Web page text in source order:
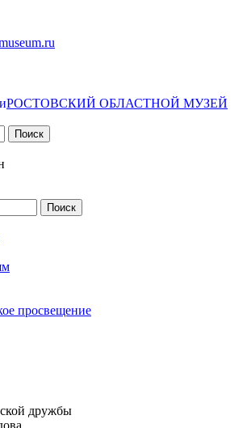
РОСТОВСКИЙ ОБЛАСТНОЙ МУЗЕЙ
просвещение
дружбы